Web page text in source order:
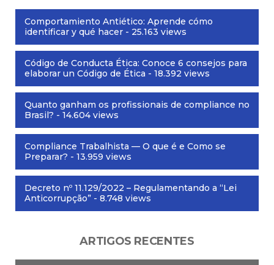
Comportamiento Antiético: Aprende cómo
identificar y qué hacer - 25.163 views
Código de Conducta Ética: Conoce 6 consejos para
elaborar un Código de Ética - 18.392 views
Quanto ganham os profissionais de compliance no
Brasil? - 14.604 views
Compliance Trabalhista — O que é e Como se
Preparar? - 13.959 views
Decreto nº 11.129/2022 – Regulamentando a “Lei
Anticorrupção” - 8.748 views
ARTIGOS RECENTES